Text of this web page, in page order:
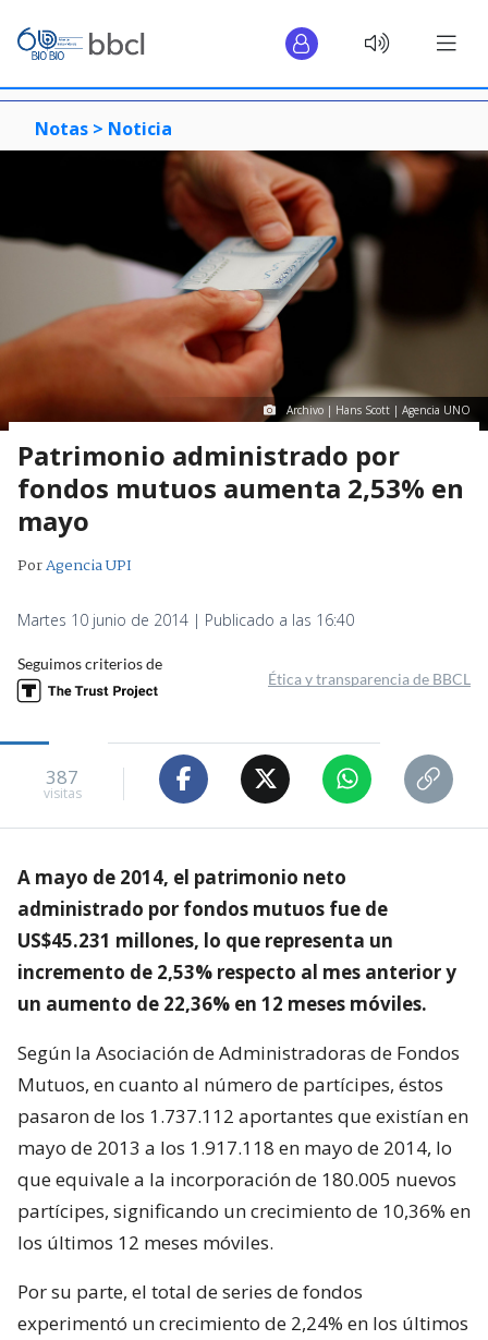
Notas > Noticia
Archivo | Hans Scott | Agencia UNO
Patrimonio administrado por
fondos mutuos aumenta 2,53% en
mayo
PorAgencia UPI
Martes 10 junio de 2014 | Publicado a las 16:40
Seguimos criterios de
Ética y transparencia de BBCL
387
visitas
A mayo de 2014, el patrimonio neto
administrado por fondos mutuos fue de
US$45.231 millones, lo que representa un
incremento de 2,53% respecto al mes anterior y
un aumento de 22,36% en 12 meses móviles.
Según la Asociación de Administradoras de Fondos
Mutuos, en cuanto al número de partícipes, éstos
pasaron de los 1.737.112 aportantes que existían en
mayo de 2013 a los 1.917.118 en mayo de 2014, lo
que equivale a la incorporación de 180.005 nuevos
partícipes, significando un crecimiento de 10,36% en
los últimos 12 meses móviles.
Por su parte, el total de series de fondos
experimentó un crecimiento de 2,24% en los últimos